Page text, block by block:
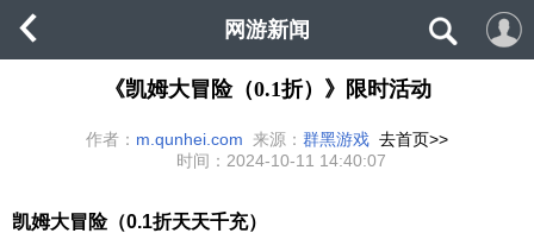
网游新闻
《凯姆大冒险（0.1折）》限时活动
作者： m.qunhei.com 来源： 群黑游戏 去首页>>
时间： 2024-10-11 14:40:07
凯姆大冒险（0.1折天天千充）